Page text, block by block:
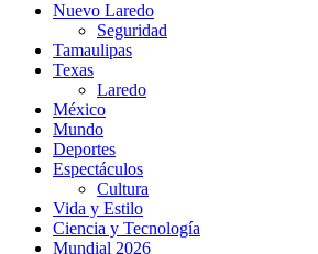
Nuevo Laredo
Seguridad
Tamaulipas
Texas
Laredo
México
Mundo
Deportes
Espectáculos
Cultura
Vida y Estilo
Ciencia y Tecnología
Mundial 2026